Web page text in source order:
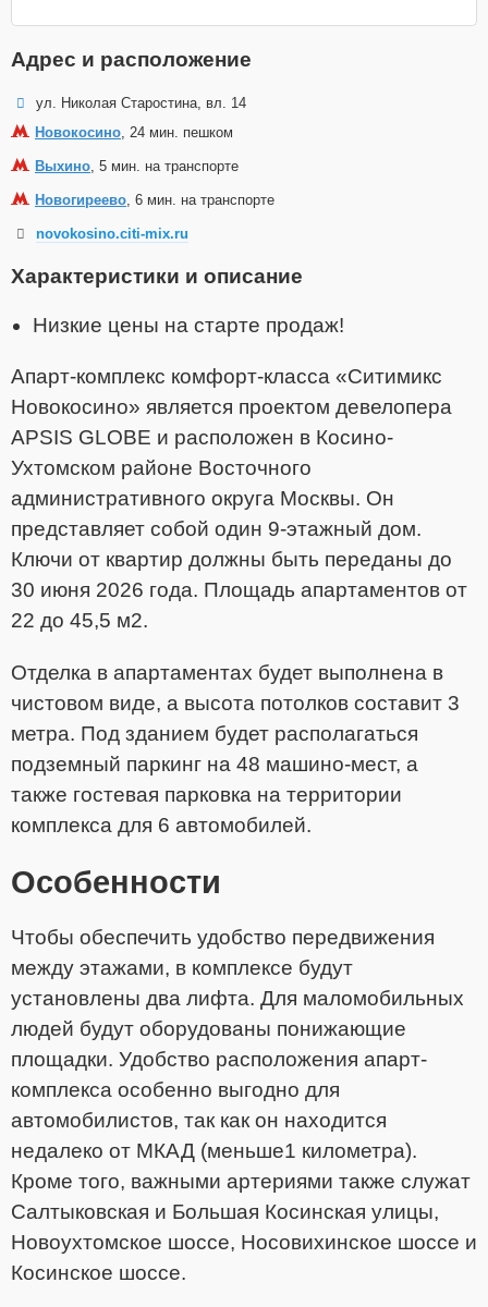
Адрес и расположение
ул. Николая Старостина, вл. 14
Новокосино, 24 мин. пешком
Выхино, 5 мин. на транспорте
Новогиреево, 6 мин. на транспорте
novokosino.citi-mix.ru
Характеристики и описание
Низкие цены на старте продаж!
Апарт-комплекс комфорт-класса «Ситимикс
Новокосино» является проектом девелопера
APSIS GLOBE и расположен в Косино-
Ухтомском районе Восточного
административного округа Москвы. Он
представляет собой один 9-этажный дом.
Ключи от квартир должны быть переданы до
30 июня 2026 года. Площадь апартаментов от
22 до 45,5 м2.
Отделка в апартаментах будет выполнена в
чистовом виде, а высота потолков составит 3
метра. Под зданием будет располагаться
подземный паркинг на 48 машино-мест, а
также гостевая парковка на территории
комплекса для 6 автомобилей.
Особенности
Чтобы обеспечить удобство передвижения
между этажами, в комплексе будут
установлены два лифта. Для маломобильных
людей будут оборудованы понижающие
площадки. Удобство расположения апарт-
комплекса особенно выгодно для
автомобилистов, так как он находится
недалеко от МКАД (меньше1 километра).
Кроме того, важными артериями также служат
Салтыковская и Большая Косинская улицы,
Новоухтомское шоссе, Носовихинское шоссе и
Косинское шоссе.